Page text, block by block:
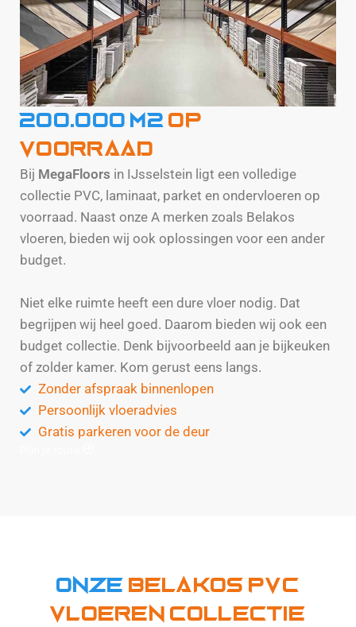
200.000 m2op
voorraad
Bij MegaFloors in IJsselstein ligt een volledige
collectie PVC, laminaat, parket en ondervloeren op
voorraad. Naast onze A merken zoals Belakos
vloeren, bieden wij ook oplossingen voor een ander
budget.
Niet elke ruimte heeft een dure vloer nodig. Dat
begrijpen wij heel goed. Daarom bieden wij ook een
budget collectie. Denk bijvoorbeeld aan je bijkeuken
of zolder kamer. Kom gerust eens langs.
Zonder afspraak binnenlopen
Persoonlijk vloeradvies
Gratis parkeren voor de deur
Onze Belakos pvc
vloeren collectie